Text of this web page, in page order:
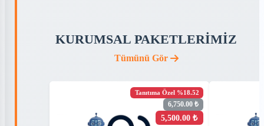
KURUMSAL PAKETLERİMİZ
Tümünü Gör
Tanıtıma Özel %18.52
6,750.00 ₺
5,500.00 ₺